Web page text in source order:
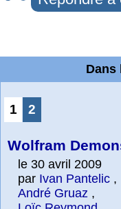
Dans
1 2
Wolfram
le 30 avril 2009
par Ivan Pantelic ,
André Gruaz ,